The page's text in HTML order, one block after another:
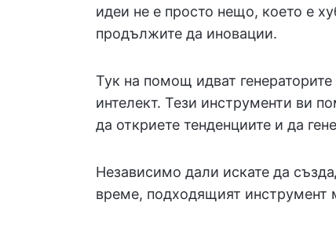
идеи не е просто нещо, което е
продължите да иновации.
Тук на помощ идват
интелект. Тези инструменти ви
да откриете тенденциите и да
Независимо дали искате да
време, подходящият инструмент